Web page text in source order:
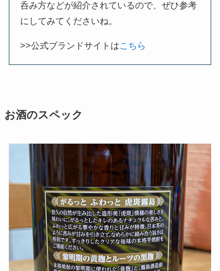
呑み方などが紹介されているので、ぜひ参考
にしてみてくださいね。
>>公式ブランドサイトはこちら
お酒のスペック